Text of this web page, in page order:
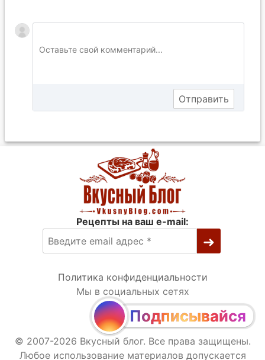
Рецепты на ваш e-mail:
Политика конфиденциальности
Мы в социальных сетях
Подписывайся
© 2007-2026 Вкусный блог. Все права защищены.
Любое использование материалов допускается